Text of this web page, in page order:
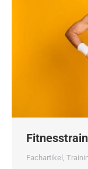
Fachartikel ,